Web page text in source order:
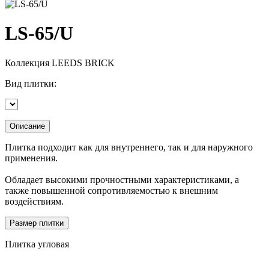
LS-65/U
Коллекция LEEDS BRICK
Вид плитки:
Описание
Плитка подходит как для внутреннего, так и для наружного
применения.
Обладает высокими прочностными характеристиками, а
также повышенной сопротивляемостью к внешним
воздействиям.
Размер плитки
Плитка угловая